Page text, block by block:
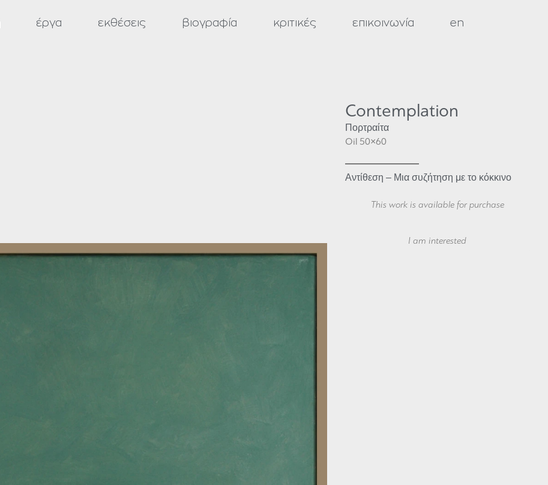
έργα εκθέσεις βιογραφία κριτικές επικοινωνία en
Contemplation
Πορτραίτα
Oil 50×60
Αντίθεση – Μια συζήτηση με το κόκκινο
This work is available for purchase
I am interested